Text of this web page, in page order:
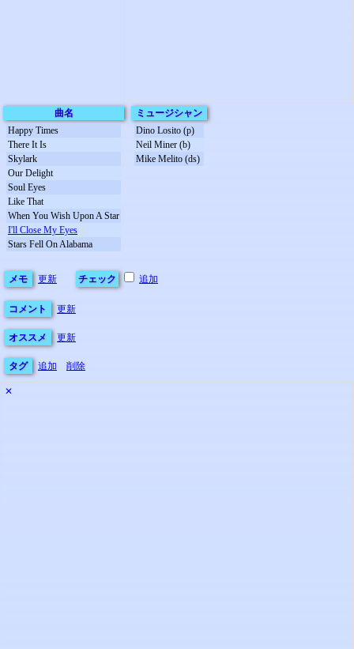
曲名
Happy Times
There It Is
Skylark
Our Delight
Soul Eyes
Like That
When You Wish Upon A Star
I'll Close My Eyes
Stars Fell On Alabama
ミュージシャン
Dino Losito (p)
Neil Miner (b)
Mike Melito (ds)
メモ 更新 チェック 追加
コメント 更新
オススメ 更新
タグ 追加 削除
✕